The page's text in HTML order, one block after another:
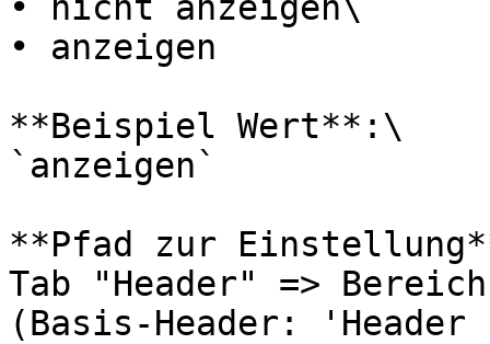
• anzeigen
**Beispiel Wert**:\
`anzeigen`
**Pfad zur
Tab "Header" =>
(Basis-Header: